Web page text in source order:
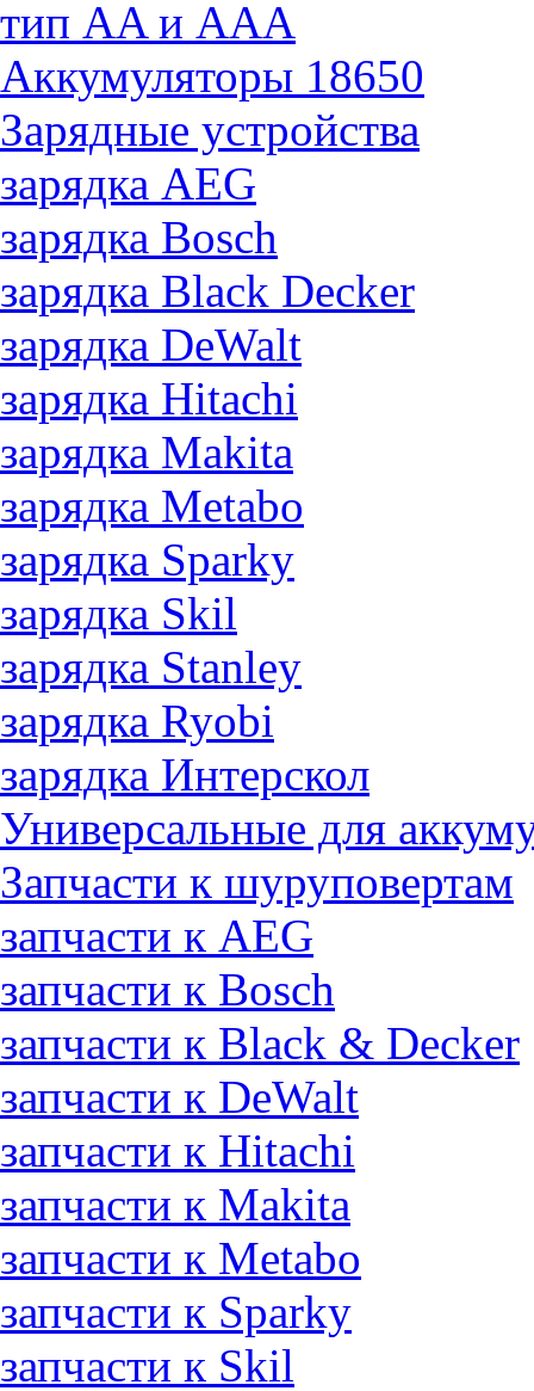
тип AA и AAA
Аккумуляторы 18650
Зарядные устройства
зарядка AEG
зарядка Bosch
зарядка Black Decker
зарядка DeWalt
зарядка Hitachi
зарядка Makita
зарядка Metabo
зарядка Sparky
зарядка Skil
зарядка Stanley
зарядка Ryobi
зарядка Интерскол
Универсальные для
Запчасти к шуруповертам
запчасти к AEG
запчасти к Bosch
запчасти к Black & Decker
запчасти к DeWalt
запчасти к Hitachi
запчасти к Makita
запчасти к Metabo
запчасти к Sparky
запчасти к Skil